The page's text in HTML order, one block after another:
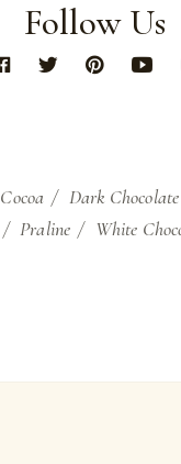
Follow Us
Cocoa
Dark Chocolate
Praline White